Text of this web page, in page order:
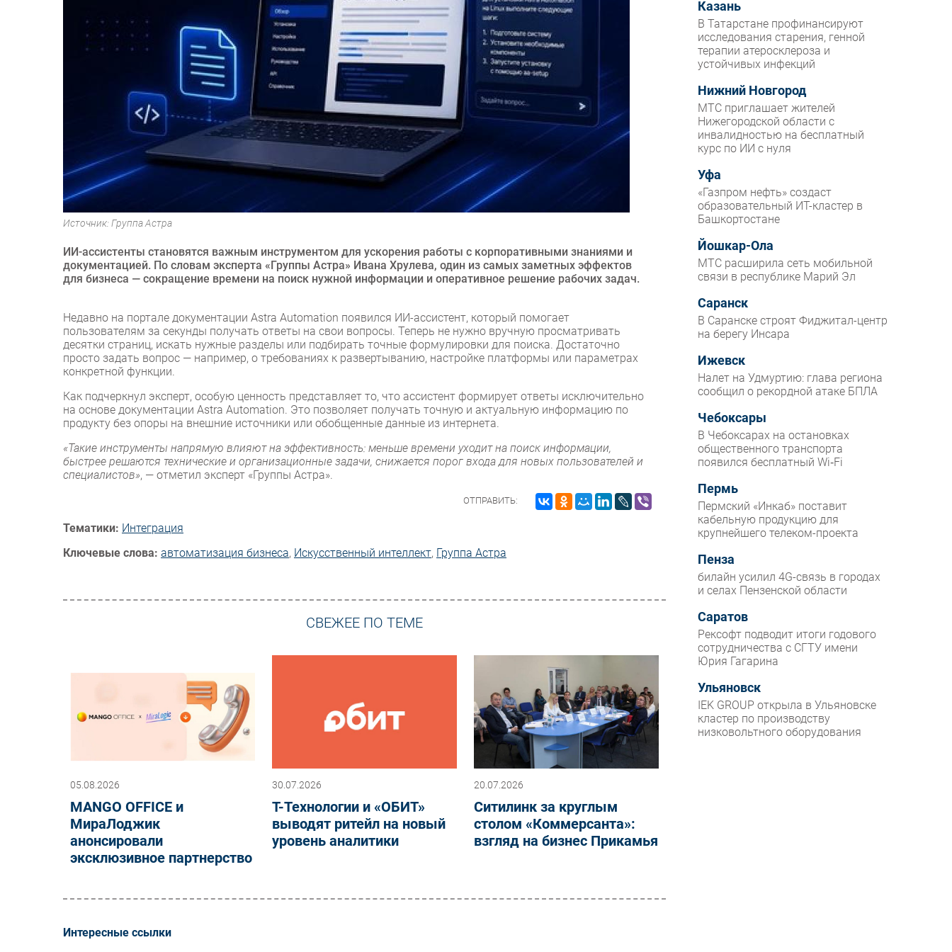
Источник: Группа Астра
ИИ-ассистенты становятся важным инструментом для ускорения работы с корпоративными знаниями и
документацией. По словам эксперта «Группы Астра» Ивана Хрулева, один из самых заметных эффектов
для бизнеса — сокращение времени на поиск нужной информации и оперативное решение рабочих задач.
Недавно на портале документации Astra Automation появился ИИ-ассистент, который помогает
пользователям за секунды получать ответы на свои вопросы. Теперь не нужно вручную просматривать
десятки страниц, искать нужные разделы или подбирать точные формулировки для поиска. Достаточно
просто задать вопрос — например, о требованиях к развертыванию, настройке платформы или параметрах
конкретной функции.
Как подчеркнул эксперт, особую ценность представляет то, что ассистент формирует ответы исключительно
на основе документации Astra Automation. Это позволяет получать точную и актуальную информацию по
продукту без опоры на внешние источники или обобщенные данные из интернета.
«Такие инструменты напрямую влияют на эффективность: меньше времени уходит на поиск информации,
быстрее решаются технические и организационные задачи, снижается порог входа для новых пользователей и
специалистов», — отметил эксперт «Группы Астра».
ОТПРАВИТЬ:
Тематики: Интеграция
Ключевые слова: автоматизация бизнеса, Искусственный интеллект, Группа Астра
СВЕЖЕЕ ПО ТЕМЕ
05.08.2026
MANGO OFFICE и
МираЛоджик
анонсировали
эксклюзивное партнерство
30.07.2026
Т-Технологии и «ОБИТ»
выводят ритейл на новый
уровень аналитики
20.07.2026
Ситилинк за круглым
столом «Коммерсанта»:
взгляд на бизнес Прикамья
Интересные ссылки
Казань
В Татарстане профинансируют
исследования старения, генной
терапии атеросклероза и
устойчивых инфекций
Нижний Новгород
МТС приглашает жителей
Нижегородской области с
инвалидностью на бесплатный
курс по ИИ с нуля
Уфа
«Газпром нефть» создаст
образовательный ИТ-кластер в
Башкортостане
Йошкар-Ола
МТС расширила сеть мобильной
связи в республике Марий Эл
Саранск
В Саранске строят Фиджитал-центр
на берегу Инсара
Ижевск
Налет на Удмуртию: глава региона
сообщил о рекордной атаке БПЛА
Чебоксары
В Чебоксарах на остановках
общественного транспорта
появился бесплатный Wi‑Fi
Пермь
Пермский «Инкаб» поставит
кабельную продукцию для
крупнейшего телеком-проекта
Пенза
билайн усилил 4G-связь в городах
и селах Пензенской области
Саратов
Рексофт подводит итоги годового
сотрудничества с СГТУ имени
Юрия Гагарина
Ульяновск
IEK GROUP открыла в Ульяновске
кластер по производству
низковольтного оборудования